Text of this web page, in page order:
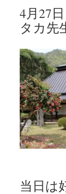
4月27
タカ先
当日は